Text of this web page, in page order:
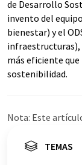
de Desarrollo
invento del
bienestar) y el
más eficiente
sostenibilidad.
Nota: Este
ofrece estas
TEMAS